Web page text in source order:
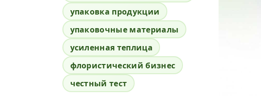
упаковка продукции
упаковочные материалы
усиленная теплица
флористический бизнес
честный тест